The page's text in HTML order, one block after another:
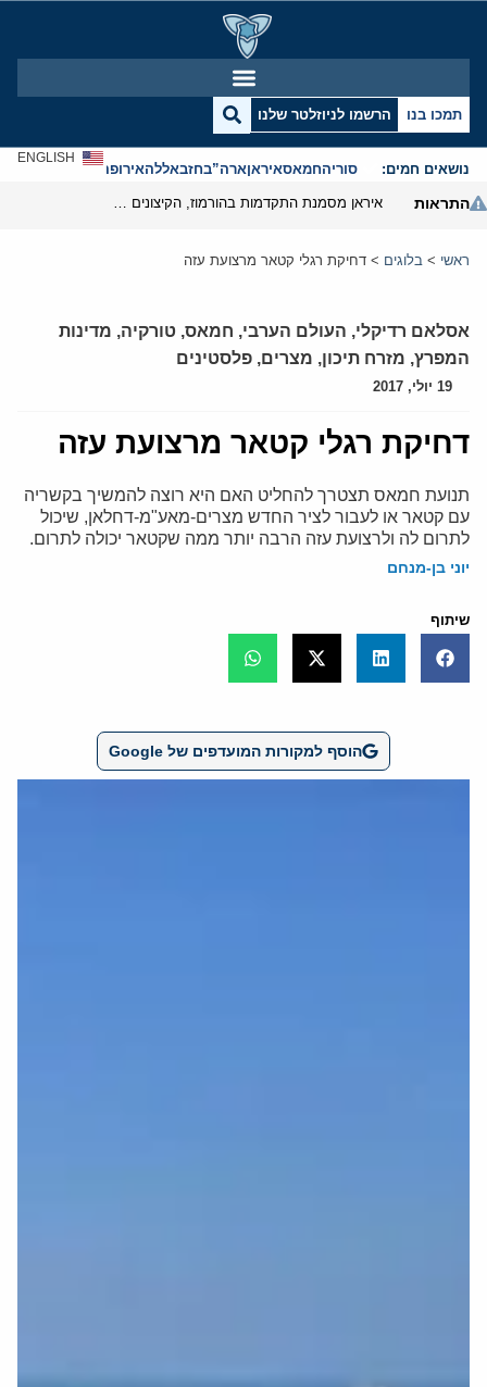
תמכו בנו הרשמו לניוזלטר שלנו
נושאים חמים: סוריהחמאסאיראןארה”בחזבאללהאירופהאנטישמיות
ENGLISH
התראות
ראשי > בלוגים > דחיקת רגלי קטאר מרצועת עזה
אסלאם רדיקלי, העולם הערבי, חמאס, טורקיה, מדינות
המפרץ, מזרח תיכון, מצרים, פלסטינים
19 יולי, 2017
דחיקת רגלי קטאר מרצועת עזה
תנועת חמאס תצטרך להחליט האם היא רוצה להמשיך בקשריה
עם קטאר או לעבור לציר החדש מצרים-מאע"מ-דחלאן, שיכול
לתרום לה ולרצועת עזה הרבה יותר ממה שקטאר יכולה לתרום.
יוני בן-מנחם
שיתוף
הוסף למקורות המועדפים של Google